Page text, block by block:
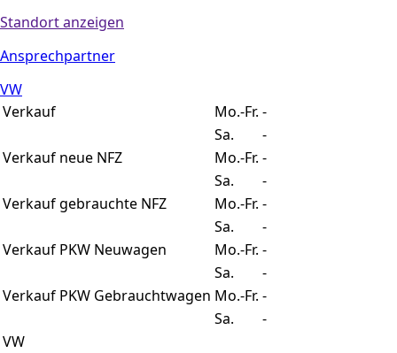
Standort anzeigen
Ansprechpartner
VW
Verkauf
Mo.-Fr. -
Sa.
-
Verkauf neue NFZ
Mo.-Fr. -
Sa.
-
Verkauf gebrauchte NFZ
Mo.-Fr. -
Sa.
-
Verkauf PKW Neuwagen
Mo.-Fr. -
Sa.
-
Verkauf PKW Gebrauchtwagen Mo.-Fr. -
Sa.
-
VW